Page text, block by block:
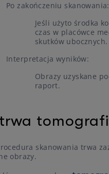
Po zakończeniu skanowania:
Jeśli użyto środka
czas w placówce
skutków ubocznych.
Interpretacja wyników:
Obrazy uzyskane
raport.
skanowania trwa
obrazy.